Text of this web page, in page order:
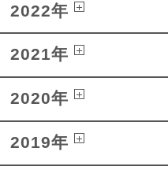
2022年
2021年
2020年
2019年